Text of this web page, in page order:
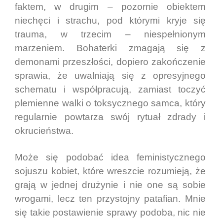
faktem, w drugim – pozornie obiektem
niechęci i strachu, pod którymi kryje się
trauma, w trzecim – niespełnionym
marzeniem. Bohaterki zmagają się z
demonami przeszłości, dopiero zakończenie
sprawia, że uwalniają się z opresyjnego
schematu i współpracują, zamiast toczyć
plemienne walki o toksycznego samca, który
regularnie powtarza swój rytuał zdrady i
okrucieństwa.
Może się podobać idea feministycznego
sojuszu kobiet, które wreszcie rozumieją, że
grają w jednej drużynie i nie one są sobie
wrogami, lecz ten przystojny patafian. Mnie
się takie postawienie sprawy podoba, nic nie